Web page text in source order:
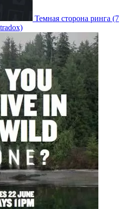
Темная сторона ринга (7